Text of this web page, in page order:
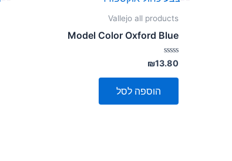
Vallejo all products
Model Color Oxford Blue
דורג
0
מתוך
₪13.80
הוספה לסל